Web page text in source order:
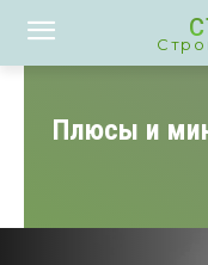
Плюсы и